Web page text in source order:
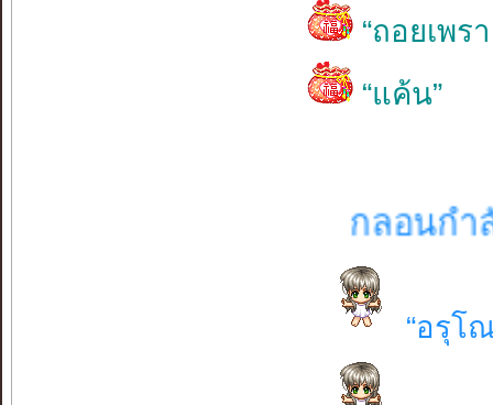
“ถอยเพร
“แค้น”
กลอนกำลังใจ
“อรุโ